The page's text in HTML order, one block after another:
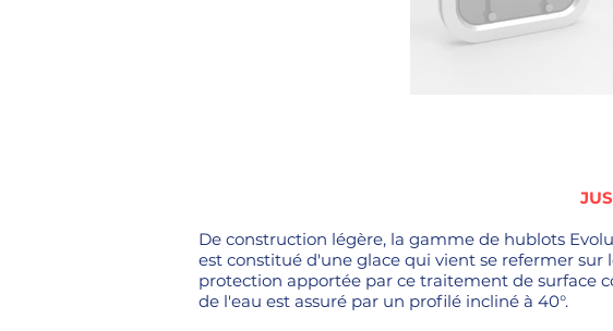
De construction légère, la gamme de hublots
est constitué d'une glace qui vient se refermer
protection apportée par ce traitement de surface
de l'eau est assuré par un profilé incliné à 40°.